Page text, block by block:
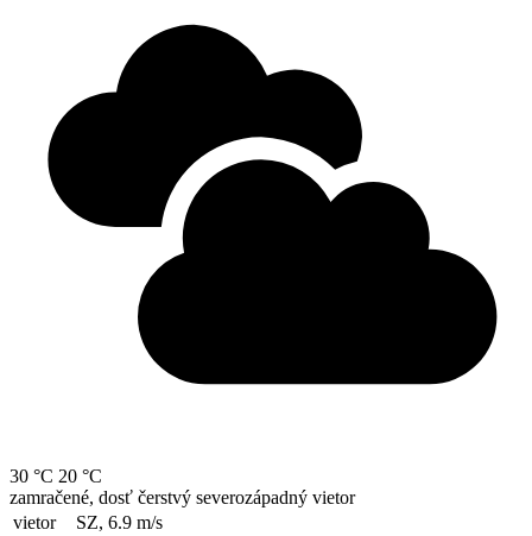
30 °C 20 °C
zamračené, dosť čerstvý severozápadný vietor
vietor
SZ, 6.9 m/s